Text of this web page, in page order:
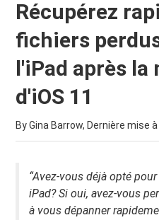
Récupérez
fichiers
l'iPad après la
d'iOS 11
By Gina Barrow, Dernière mise
“Avez-vous déjà opté
iPad? Si oui, avez-vous
à vous dépanner